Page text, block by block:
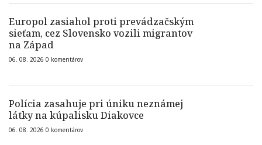
Europol zasiahol proti prevádzačským
sieťam, cez Slovensko vozili migrantov
na Západ
06. 08. 2026 0 komentárov
Polícia zasahuje pri úniku neznámej
látky na kúpalisku Diakovce
06. 08. 2026 0 komentárov